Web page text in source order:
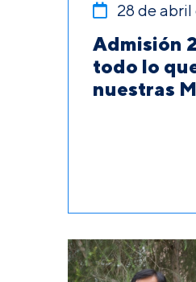
28 de
Admisión
todo lo
nuestras